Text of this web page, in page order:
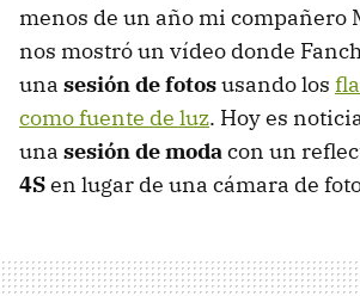
menos de un año mi compañero
nos mostró un vídeo donde
una sesión de fotosusando los
como fuente de luz. Hoy es
una sesión de modacon un
4Sen lugar de una cámara de